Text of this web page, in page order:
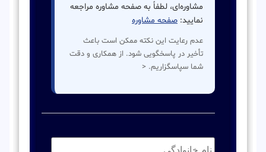
مشاوره‌ای، لطفاً به صفحه مشاوره مراجعه
نمایید: صفحه مشاوره
عدم رعایت این نکته ممکن است باعث
تأخیر در پاسخگویی شود. از همکاری و دقت
شما سپاسگزاریم. <
نام
خانوادگی: *